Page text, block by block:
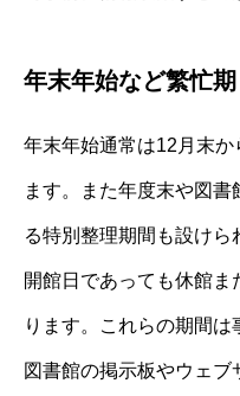
年末年始など繁忙
年末年始通常は12月末か
ます。また年度末や図
る特別整理期間も設け
開館日であっても休館
ります。これらの期間は
図書館の掲示板やウェブ